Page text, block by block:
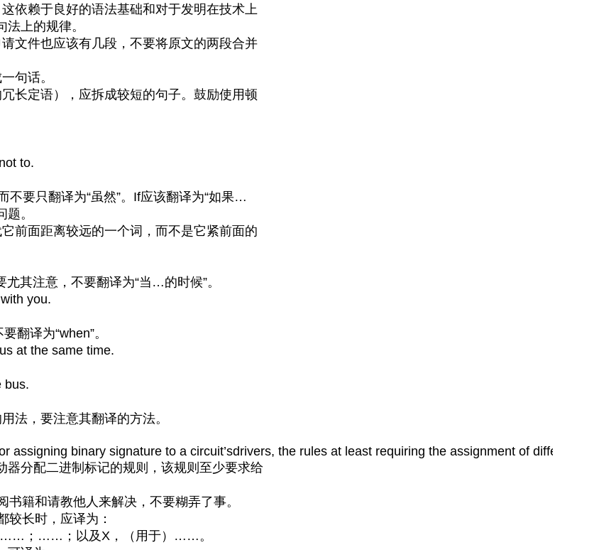
依赖于良好的语法基础和对于发明在技术上
上的规律。
文件也应该有几段，不要将原文的两段合并
句话。
长定语），应拆成较短的句子。鼓励使用顿
to.
要只翻译为“虽然”。If应该翻译为“如果…
。
前面距离较远的一个词，而不是它紧前面的
其注意，不要翻译为“当…的时候”。
you.
翻译为“when”。
at the same time.
bus.
法，要注意其翻译的方法。
assigning binary signature to a circuit’sdrivers, the rules at least requiring the assignment of different
分配二进制标记的规则，该规则至少要求给
籍和请教他人来解决，不要糊弄了事。
较长时，应译为：
；……；以及X，（用于）……。